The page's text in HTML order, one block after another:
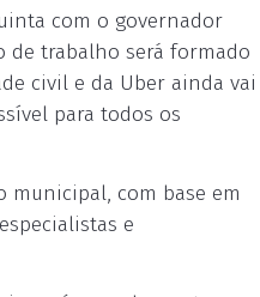
com o governador
de trabalho será formado
civil e da Uber ainda vai
para todos os
municipal, com base em
e